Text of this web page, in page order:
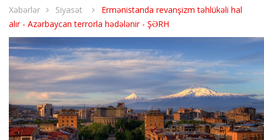
Xəbərlər Siyasət
Ermənistanda revanşizm təhlükəli hal
alır - Azərbaycan terrorla hədələnir - ŞƏRH